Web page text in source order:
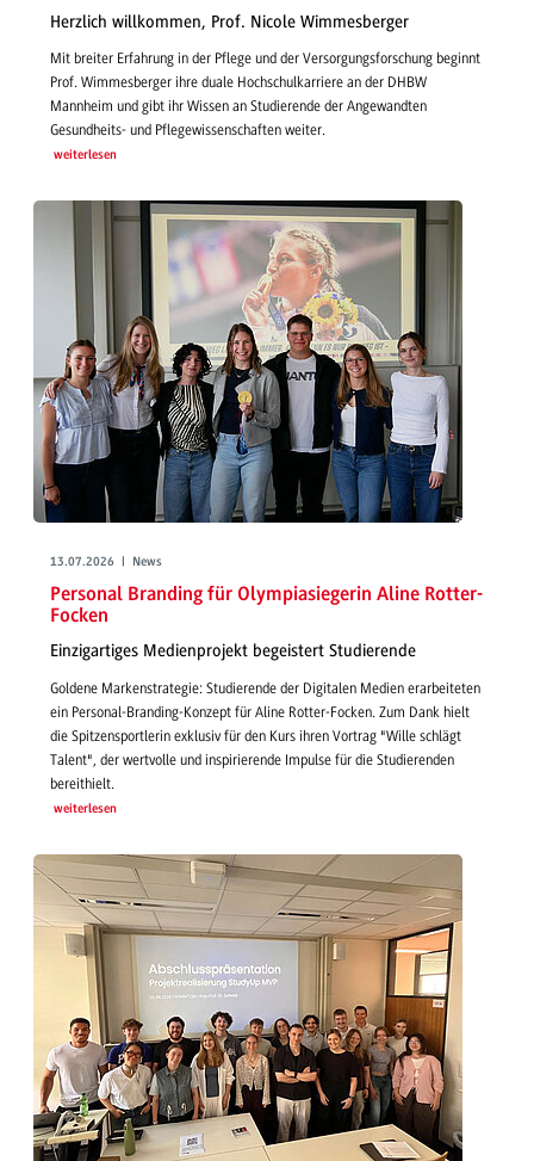
Herzlich willkommen, Prof. Nicole Wimmesberger
Mit breiter Erfahrung in der Pflege und der Versorgungsforschung beginnt
Prof. Wimmesberger ihre duale Hochschulkarriere an der DHBW
Mannheim und gibt ihr Wissen an Studierende der Angewandten
Gesundheits- und Pflegewissenschaften weiter.
weiterlesen
13.07.2026 | News
Personal Branding für Olympiasiegerin Aline Rotter-
Focken
Einzigartiges Medienprojekt begeistert Studierende
Goldene Markenstrategie: Studierende der Digitalen Medien erarbeiteten
ein Personal-Branding-Konzept für Aline Rotter-Focken. Zum Dank hielt
die Spitzensportlerin exklusiv für den Kurs ihren Vortrag "Wille schlägt
Talent", der wertvolle und inspirierende Impulse für die Studierenden
bereithielt.
weiterlesen